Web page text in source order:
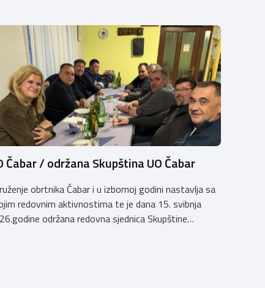
Čabar / održana Skupština UO Čabar
obrtnika Čabar i u izbornoj godini nastavlja sa
redovnim aktivnostima te je dana 15. svibnja
održana redovna sjednica Skupštine